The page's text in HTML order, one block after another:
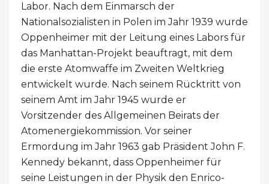
Labor. Nach dem Einmarsch der
Nationalsozialisten in Polen im Jahr 1939 wurde
Oppenheimer mit der Leitung eines Labors für
das Manhattan-Projekt beauftragt, mit dem
die erste Atomwaffe im Zweiten Weltkrieg
entwickelt wurde. Nach seinem Rücktritt von
seinem Amt im Jahr 1945 wurde er
Vorsitzender des Allgemeinen Beirats der
Atomenergiekommission. Vor seiner
Ermordung im Jahr 1963 gab Präsident John F.
Kennedy bekannt, dass Oppenheimer für
seine Leistungen in der Physik den Enrico-